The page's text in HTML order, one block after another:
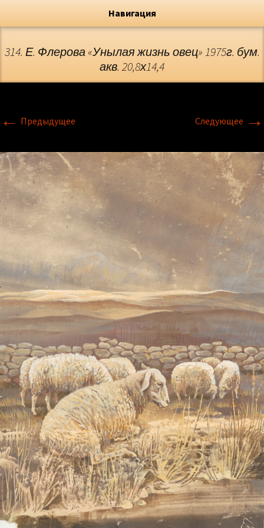
Флёрова Елена Николаевна
Художник, Официальный сайт
Навигация
314. Е. Флерова «Унылая жизнь овец» 1975г. бум.
акв. 20,8х14,4
← Предыдущее Следующее →